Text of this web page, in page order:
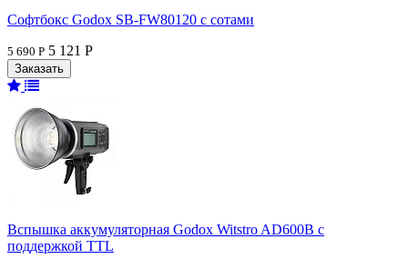
Софтбокс Godox SB-FW80120 с сотами
5 690 Р 5 121 Р
Вспышка аккумуляторная Godox Witstro AD600B с
поддержкой TTL